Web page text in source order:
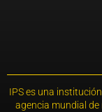
IPS es una
agencia mundial de